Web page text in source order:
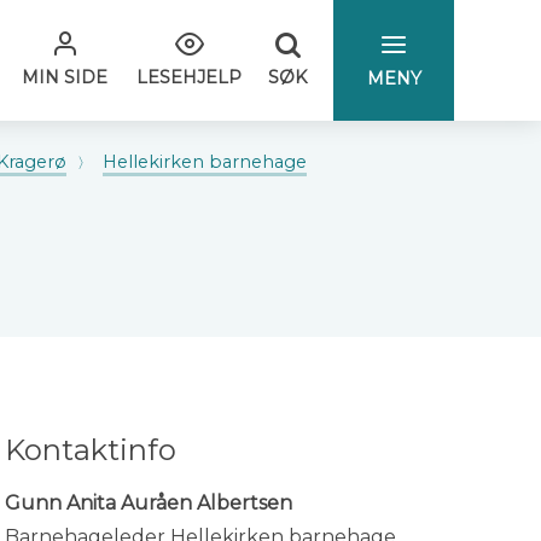
MIN SIDE LESEHJELP SØK MENY
Hellekirken barnehage
Kontaktinfo
Gunn Anita Auråen Albertsen
Barnehageleder Hellekirken barnehage